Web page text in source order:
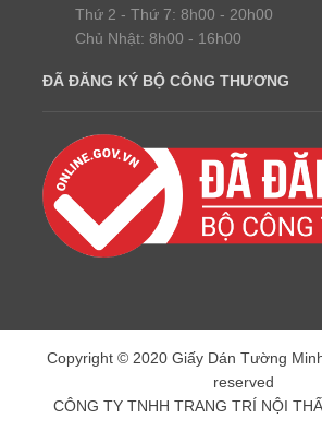
Thứ 2 - Thứ 7: 8h00 - 20h00
Chủ Nhật: 8h00 - 16h00
ĐÃ ĐĂNG KÝ BỘ CÔNG THƯƠNG
Copyright © 2020 Giấy Dán Tường
reserved
CÔNG TY TNHH TRANG TRÍ NỘI